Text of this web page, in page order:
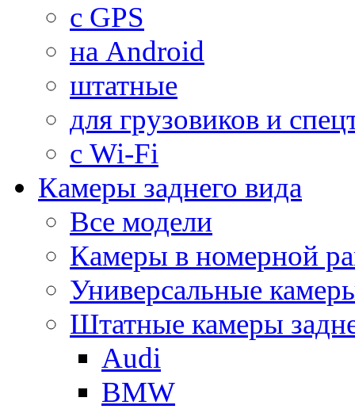
с GPS
на Android
штатные
для грузовиков и
с Wi-Fi
Камеры заднего вида
Все модели
Камеры в номерной
Универсальные
Штатные камеры
Audi
BMW